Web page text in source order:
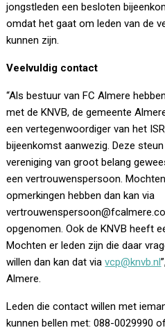
jongstleden een besloten
omdat het gaat om leden van de
kunnen zijn.
Veelvuldig contact
“Als bestuur van FC Almere
met de KNVB, de gemeente
een vertegenwoordiger van het
bijeenkomst aanwezig. Deze
vereniging van groot belang
een vertrouwenspersoon.
opmerkingen hebben dan kan via
opgenomen. Ook de KNVB heeft
Mochten er leden zijn die daar
willen dan kan dat viavcp@knvb.nl
Almere.
Leden die contact willen met
kunnen bellen met: 088-0029990